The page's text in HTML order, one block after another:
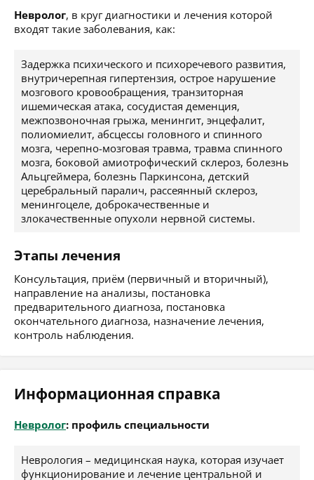
Невролог, в круг диагностики и лечения которой
входят такие заболевания, как:
Задержка психического и психоречевого развития,
внутричерепная гипертензия, острое нарушение
мозгового кровообращения, транзиторная
ишемическая атака, сосудистая деменция,
межпозвоночная грыжа, менингит, энцефалит,
полиомиелит, абсцессы головного и спинного
мозга, черепно-мозговая травма, травма спинного
мозга, боковой амиотрофический склероз, болезнь
Альцгеймера, болезнь Паркинсона, детский
церебральный паралич, рассеянный склероз,
менингоцеле, доброкачественные и
злокачественные опухоли нервной системы.
Этапы лечения
Консультация, приём (первичный и вторичный),
направление на анализы, постановка
предварительного диагноза, постановка
окончательного диагноза, назначение лечения,
контроль наблюдения.
Информационная справка
Невролог: профиль специальности
Неврология – медицинская наука, которая изучает
функционирование и лечение центральной и